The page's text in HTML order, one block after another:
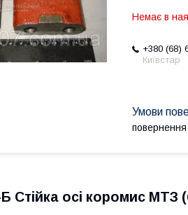
Немає в
+380 (68)
Київстар
повернення
Стійка осі коромис МТЗ